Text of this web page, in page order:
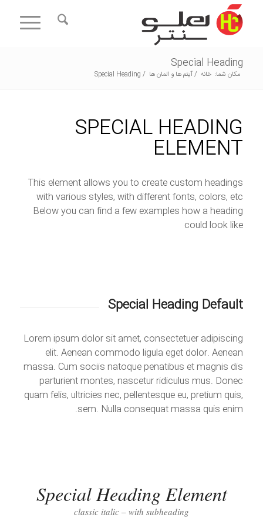
Special Heading
مکان شما: خانه /آیتم ها و المان ها /
Special Heading
SPECIAL HEADING
ELEMENT
This element allows you to create custom headings
with various styles, with different fonts, colors, etc
Below you can find a few examples how a heading
could look like
Special Heading Default
Lorem ipsum dolor sit amet, consectetuer adipiscing
elit. Aenean commodo ligula eget dolor. Aenean
massa. Cum sociis natoque penatibus et magnis dis
parturient montes, nascetur ridiculus mus. Donec
quam felis, ultricies nec, pellentesque eu, pretium quis,
sem. Nulla consequat massa quis enim.
Special Heading Element
classic italic – with subheading